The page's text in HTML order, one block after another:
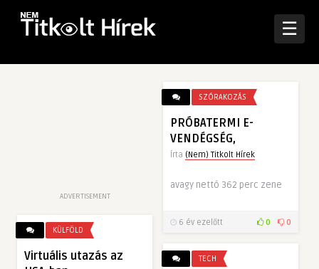
☰
ADVERTISEMENT
SZÓRAKOZÁS
PRÓBATERMI E-
VENDÉGSÉG,
Írta (Nem) Titkolt Hírek
avagy nettó 362 perc zene
6 év ezelőtt 0
0
KÜLFÖLD
Virtuális utazás az
TECH